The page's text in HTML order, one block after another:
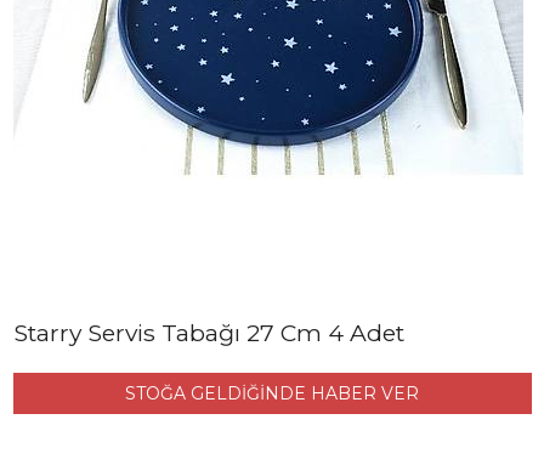
Starry Servis Tabağı 27 Cm 4 Adet
STOĞA GELDİĞİNDE HABER VER